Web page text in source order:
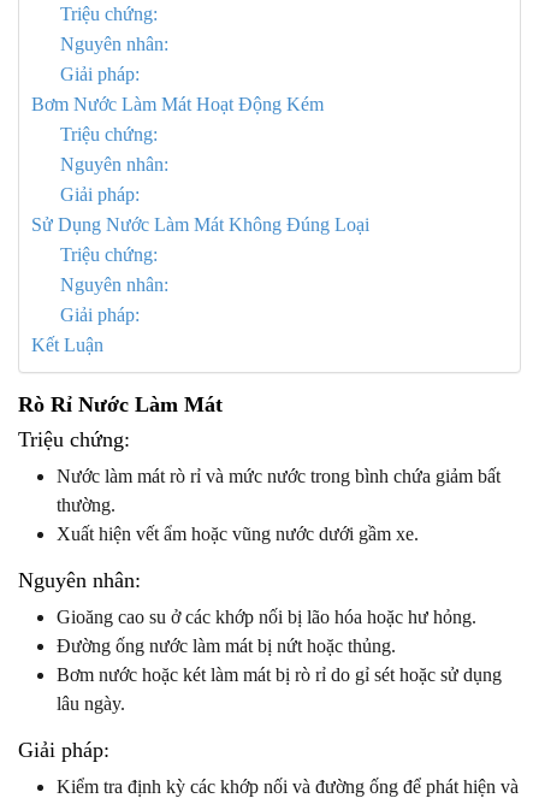
Triệu chứng:
Nguyên nhân:
Giải pháp:
Bơm Nước Làm Mát Hoạt Động Kém
Triệu chứng:
Nguyên nhân:
Giải pháp:
Sử Dụng Nước Làm Mát Không Đúng Loại
Triệu chứng:
Nguyên nhân:
Giải pháp:
Kết Luận
Rò Rỉ Nước Làm Mát
Triệu chứng:
Nước làm mát rò rỉ và mức nước trong bình chứa giảm bất
thường.
Xuất hiện vết ẩm hoặc vũng nước dưới gầm xe.
Nguyên nhân:
Gioăng cao su ở các khớp nối bị lão hóa hoặc hư hỏng.
Đường ống nước làm mát bị nứt hoặc thủng.
Bơm nước hoặc két làm mát bị rò rỉ do gỉ sét hoặc sử dụng
lâu ngày.
Giải pháp:
Kiểm tra định kỳ các khớp nối và đường ống để phát hiện và